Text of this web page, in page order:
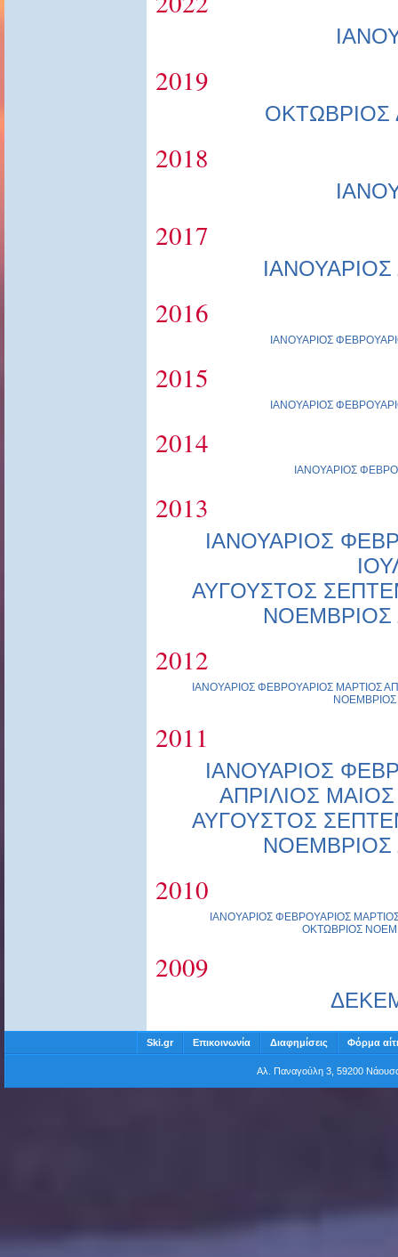
2019
ΟΚΤΩΒΡΙΟΣ
2018
2017
ΙΑΝΟΥΑΡΙΟΣ
2016
ΙΑΝΟΥΑΡΙΟΣ
2015
ΙΑΝΟΥΑΡΙΟΣ
2014
ΙΑΝΟΥΑΡΙΟΣ
2013
ΙΑΝΟΥΑΡΙΟΣ
ΑΥΓΟΥΣΤΟΣ
ΝΟΕΜΒΡΙΟΣ
2012
ΙΑΝΟΥΑΡΙΟΣ ΦΕΒΡΟΥΑΡΙΟΣ ΜΑΡΤΙΟΣ
ΝΟΕΜΒΡΙΟΣ
2011
ΙΑΝΟΥΑΡΙΟΣ
ΑΠΡΙΛΙΟΣ ΜΑΙΟΣ
ΑΥΓΟΥΣΤΟΣ
ΝΟΕΜΒΡΙΟΣ
2010
ΙΑΝΟΥΑΡΙΟΣ ΦΕΒΡΟΥΑΡΙΟΣ
ΟΚΤΩΒΡΙΟΣ
2009
Ski.gr Επικοινωνία Διαφημίσεις Φόρμα
Αλ. Παναγούλη 3, 59200